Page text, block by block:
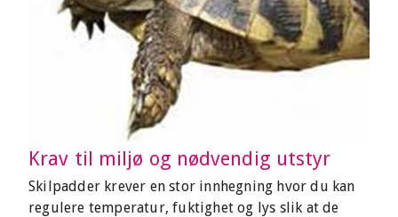
Krav til miljø og nødvendig utstyr
Skilpadder krever en stor innhegning hvor du kan
regulere temperatur, fuktighet og lys slik at de